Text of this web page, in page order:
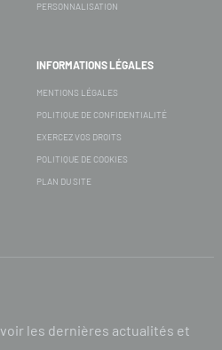
PERSONNALISATION
INFORMATIONS LÉGALES
MENTIONS LÉGALES
POLITIQUE DE CONFIDENTIALITÉ
EXERCEZ VOS DROITS
POLITIQUE DE COOKIES
PLAN DU SITE
les dernières actualités et